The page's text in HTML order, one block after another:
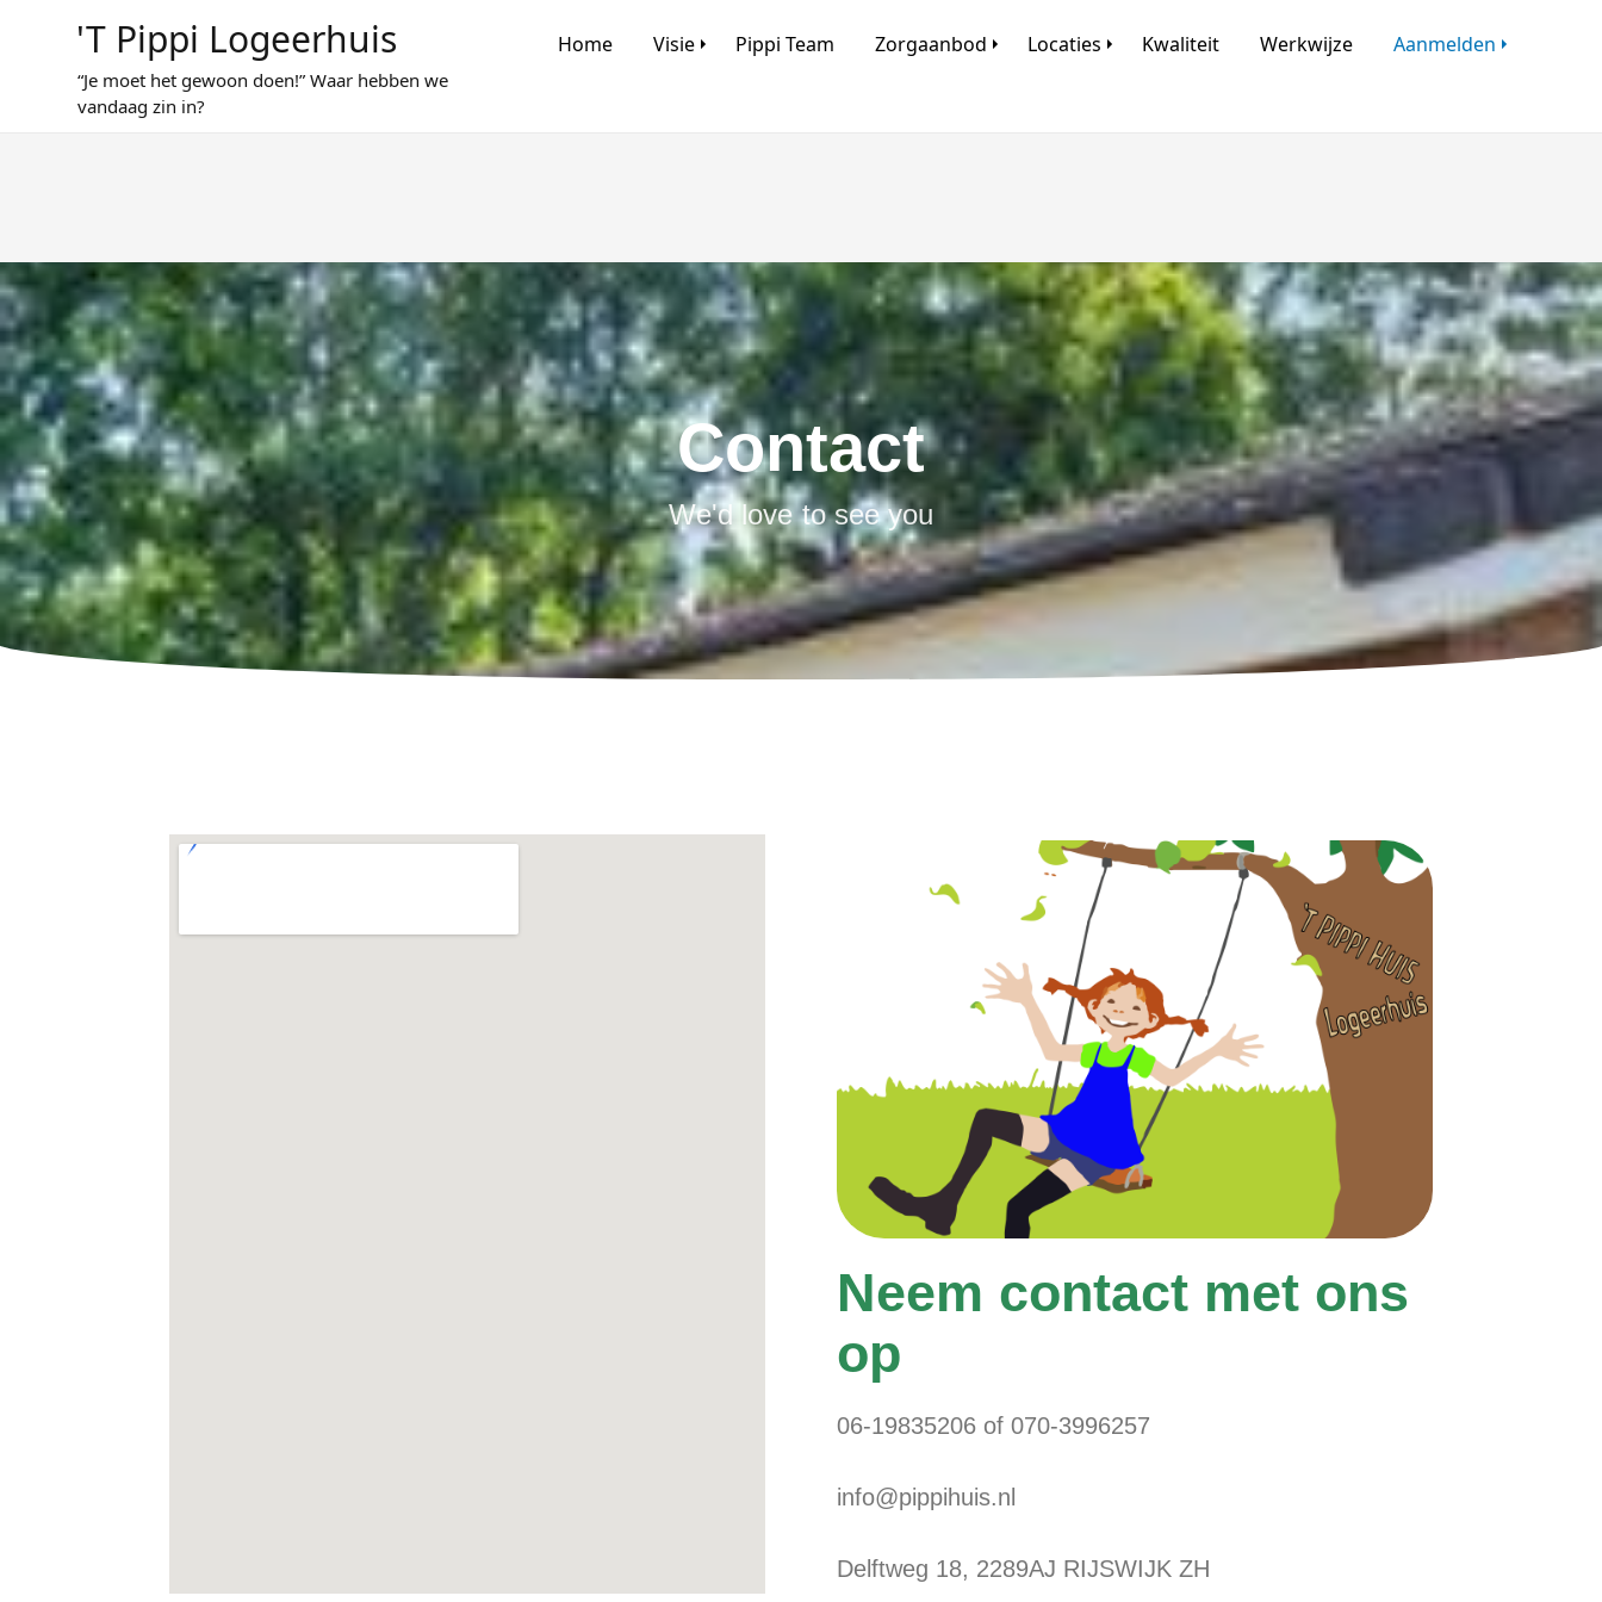
't Pippi Logeerhuis
“Je moet het gewoon doen!” Waar hebben we
vandaag zin in?
Home Visie Pippi Team Zorgaanbod Locaties Kwaliteit Werkwijze Aanmelden
Contact
We'd love to see you
Neem contact met ons
op
06-19835206 of 070-3996257
info@pippihuis.nl
Delftweg 18, 2289AJ RIJSWIJK ZH